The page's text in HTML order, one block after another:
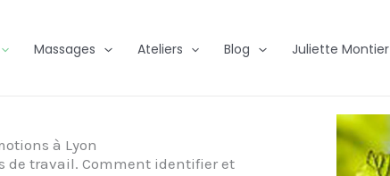
Massages Ateliers Blog Juliette Montier
à Lyon
de travail. Comment identifier et